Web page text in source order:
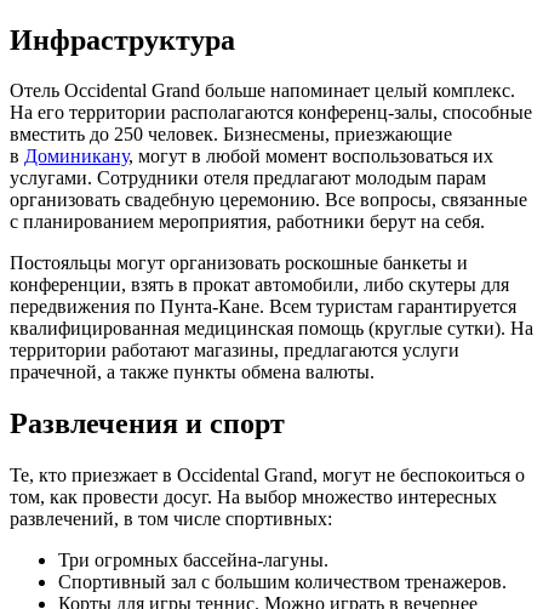
Инфраструктура
Отель Occidental Grand больше напоминает целый комплекс.
На его территории располагаются конференц-залы, способные
вместить до 250 человек. Бизнесмены, приезжающие
в Доминикану, могут в любой момент воспользоваться их
услугами. Сотрудники отеля предлагают молодым парам
организовать свадебную церемонию. Все вопросы, связанные
с планированием мероприятия, работники берут на себя.
Постояльцы могут организовать роскошные банкеты и
конференции, взять в прокат автомобили, либо скутеры для
передвижения по Пунта-Кане. Всем туристам гарантируется
квалифицированная медицинская помощь (круглые сутки). На
территории работают магазины, предлагаются услуги
прачечной, а также пункты обмена валюты.
Развлечения и спорт
Те, кто приезжает в Occidental Grand, могут не беспокоиться о
том, как провести досуг. На выбор множество интересных
развлечений, в том числе спортивных:
Три огромных бассейна-лагуны.
Спортивный зал с большим количеством тренажеров.
Корты для игры теннис. Можно играть в вечернее